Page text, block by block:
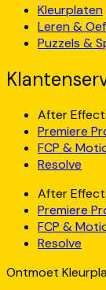
Kleurplaten
Leren &
Puzzels &
After
Premiere
FCP &
Resolve
After
Premiere
FCP &
Resolve
Ontmoet